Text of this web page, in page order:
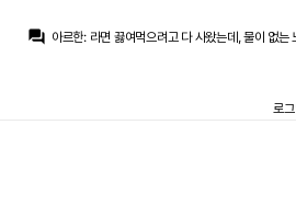
question_answer 아르한: 라면 끓여먹으려고 다 사왔는데, 물이 없는 느낌
이적료가 워낙 싸서 2년 정도 활약한다면
THR) 스파이더맨 5편은 나루토 때문에 당장에는
로